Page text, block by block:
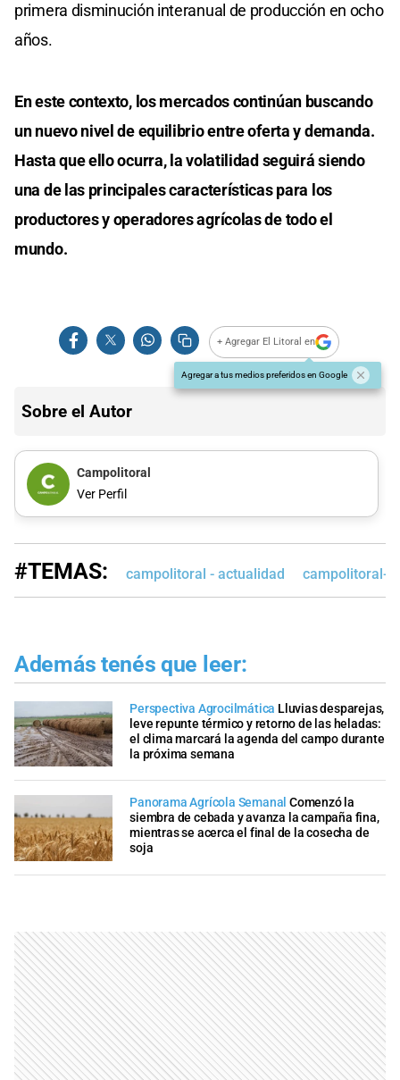
primera disminución interanual de producción en ocho
años.
En este contexto, los mercados continúan buscando
un nuevo nivel de equilibrio entre oferta y demanda.
Hasta que ello ocurra, la volatilidad seguirá siendo
una de las principales características para los
productores y operadores agrícolas de todo el
mundo.
+ Agregar El Litoral en
Agregar a tus medios preferidos en Google
Sobre el Autor
Campolitoral
Ver Perfil
#TEMAS: campolitoral - actualidad campolitoral-
Además tenés que leer:
Perspectiva Agrocilmática Lluvias desparejas,
leve repunte térmico y retorno de las heladas:
el clima marcará la agenda del campo durante
la próxima semana
Panorama Agrícola Semanal Comenzó la
siembra de cebada y avanza la campaña fina,
mientras se acerca el final de la cosecha de
soja